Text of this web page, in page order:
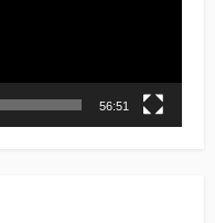
56:51